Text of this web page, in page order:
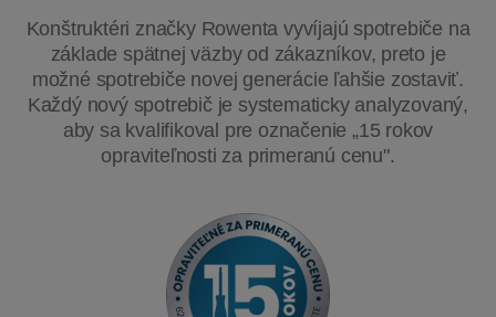
Konštruktéri značky Rowenta vyvíjajú spotrebiče na
základe spätnej väzby od zákazníkov, preto je
možné spotrebiče novej generácie ľahšie zostaviť.
Každý nový spotrebič je systematicky analyzovaný,
aby sa kvalifikoval pre označenie „15 rokov
opraviteľnosti za primeranú cenu".